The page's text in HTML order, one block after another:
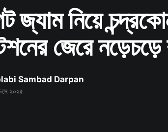
জ্যাম নিয়ে
জেরে
Sambad Darpan
২০২৫